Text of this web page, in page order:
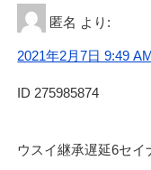
匿名 より:
2021年2月7日 9:49
ID 275985874
ウスイ継承遅延6セイ